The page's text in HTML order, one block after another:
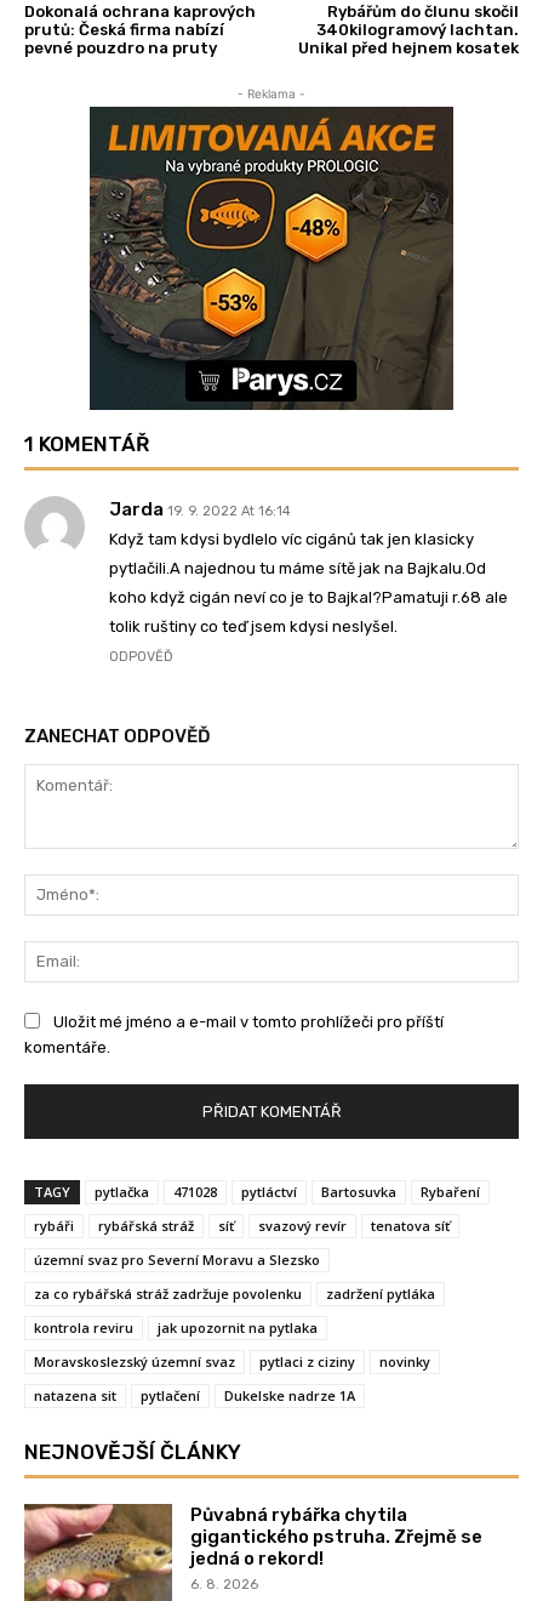
Dokonalá ochrana kaprových
prutů: Česká firma nabízí
pevné pouzdro na pruty
Rybářům do člunu skočil
340kilogramový lachtan.
Unikal před hejnem kosatek
- Reklama -
1 KOMENTÁŘ
Jarda 19. 9. 2022 At 16:14
Když tam kdysi bydlelo víc cigánů tak jen klasicky
pytlačili.A najednou tu máme sítě jak na Bajkalu.Od
koho když cigán neví co je to Bajkal?Pamatuji r.68 ale
tolik ruštiny co teď jsem kdysi neslyšel.
ODPOVĚĎ
ZANECHAT ODPOVĚĎ
Uložit mé jméno a e-mail v tomto prohlížeči pro příští
komentáře.
TAGY pytlačka 471028 pytláctví Bartosuvka
Rybaření
rybáři
rybářská stráž síť svazový revír
tenatova síť
územní svaz pro Severní Moravu a Slezsko
za co rybářská stráž zadržuje povolenku
zadržení pytláka
kontrola reviru
jak upozornit na pytlaka
Moravskoslezský územní svaz
pytlaci z ciziny
novinky
natazena sit
pytlačení Dukelske nadrze 1A
NEJNOVĚJŠÍ ČLÁNKY
Půvabná rybářka chytila
gigantického pstruha. Zřejmě se
jedná o rekord!
6. 8. 2026